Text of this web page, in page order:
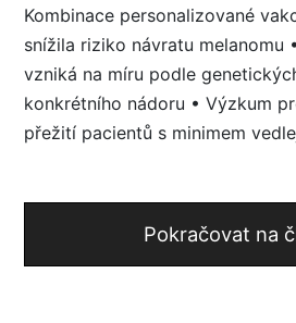
Kombinace personalizované
snížila riziko návratu melanomu
vzniká na míru podle
konkrétního nádoru • Výzkum
přežití pacientů s minimem
Pokračovat na